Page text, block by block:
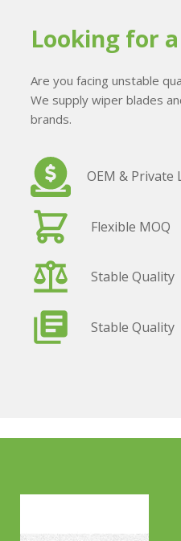
Looking for
Are you facing unstable
We supply wiper blades
brands.
OEM & Private
Flexible MOQ
Stable Quality
Stable Quality